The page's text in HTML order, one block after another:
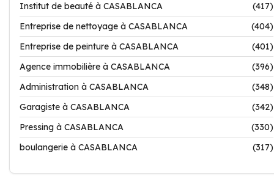
Institut de beauté à CASABLANCA
(417)
Entreprise de nettoyage à CASABLANCA
(404)
Entreprise de peinture à CASABLANCA
(401)
Agence immobilière à CASABLANCA
(396)
Administration à CASABLANCA
(348)
Garagiste à CASABLANCA
(342)
Pressing à CASABLANCA
(330)
boulangerie à CASABLANCA
(317)